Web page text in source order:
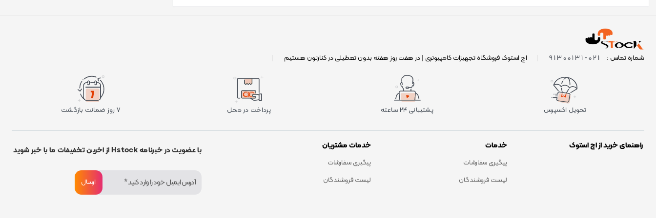
شماره تماس : 021-91300131 اچ استوک فروشگاه تجهیزات کامپیوتری | در هفت روز هفته بدون تعطیلی در کنارتون هستیم
تحویل اکسپرس پشتیبانی ۲۴ ساعته پرداخت در محل ۷ روز ضمانت بازگشت
راهنمای خرید از اچ استوک خدمات
پیگیری سفارشات
لیست فروشندگان
خدمات مشتریان
پیگیری سفارشات
لیست فروشندگان
با عضویت در خبرنامه Hstock از اخرین تخفیفات ما با خبر شوید